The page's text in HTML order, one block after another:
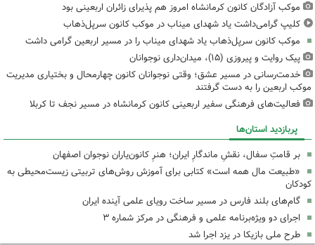
موکب آزادگان کانون کرمانشاه امروز هم پذیرای زائران اربعینی بود
کلیپ گرامی‌داشت یاد شهدای میناب در موکب کانون سرپل‌ذهاب
موکب کانون سرپل‌ذهاب یاد شهدای میناب را در مسیر اربعین گرامی داشت
پیک روایت و پیروزی (۱۵)، میدان‌داری نوجوانان
خدمت‌رسانی در مسیر عشق؛ وقتی نوجوانان کانون چهارمحال و بختیاری مدیریت
موکب اربعین را به دست گرفتند
فعالیت‌های فرهنگی سفیر اربعینی کانون کرمانشاه در مسیر نجف تا کربلا
پربازدید استان‌ها
بر قامتِ سفال، نقشِ ماندگارِ ایران؛ هنرِ کانون‌یاران نوجوان اصفهان
«طبیعت مال همه است» کتابی برای آموزش روش‌های تربیتی زیست‌محیطی به
کودکان
گام‌های بلند فارس در مسیر ساخت رویای علمی آینده ایران
اجرای دو ویژه‌برنامه علمی و فرهنگی در مرکز شماره ۳
طرح ملی بازیکا در یزد اجرا شد